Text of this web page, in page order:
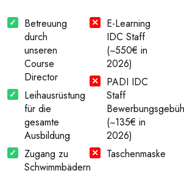
Betreuung
durch
unseren
Course
Director
Leihausrüstung
für die
gesamte
Ausbildung
Zugang zu
Schwimmbädern
E-Learning
IDC Staff
(~550€ in
2026)
PADI IDC
Staff
(~135€ in
2026)
Taschenmaske